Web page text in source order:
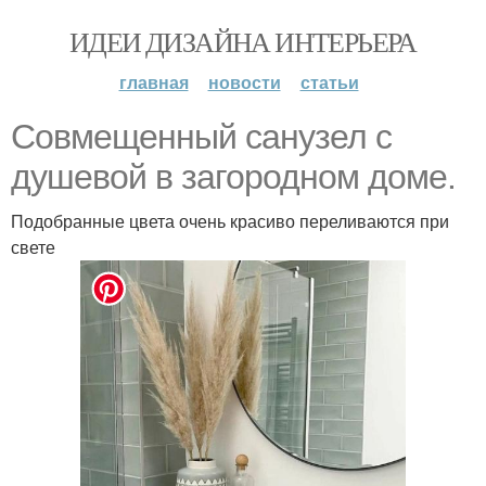
ИДЕИ ДИЗАЙНА ИНТЕРЬЕРА
главная новости статьи
Совмещенный санузел с
душевой в загородном доме.
Подобранные цвета очень красиво переливаются при
свете